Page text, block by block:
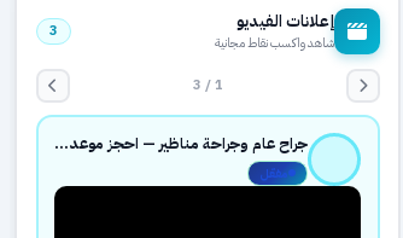
إعلانات الفيديو
شاهد واكسب نقاط مجانية
3
1 / 3
جراح عام وجراحة مناظير — احجز موعدك بثقة عبر حجزك الطبي
مفعّل